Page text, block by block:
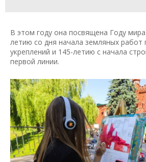
В этом году она посвящена Году
летию со дня начала земляных работ
укреплений и 145-летию с начала
первой линии.